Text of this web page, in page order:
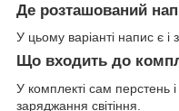
Де розташований
У цьому варіанті напис є і
Що входить до
У комплекті сам перстень
заряджання світіння.